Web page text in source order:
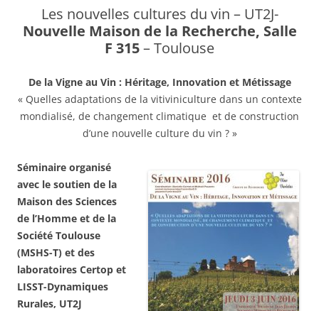
Les nouvelles cultures du vin – UT2J-
Nouvelle Maison de la Recherche, Salle
F 315– Toulouse
De la Vigne au Vin : Héritage, Innovation et Métissage
« Quelles adaptations de la vitiviniculture dans un contexte
mondialisé, de changement climatique et de construction
d’une nouvelle culture du vin ? »
Séminaire organisé
avec le soutien de la
Maison des Sciences
de l’Homme et de la
Société Toulouse
(MSHS-T) et des
laboratoires Certop et
LISST-Dynamiques
Rurales, UT2J